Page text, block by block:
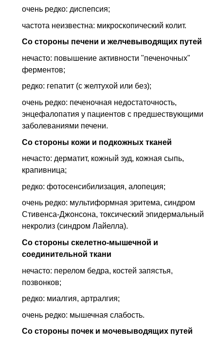
очень редко: диспепсия;
частота неизвестна: микроскопический колит.
Со стороны печени и желчевыводящих путей
нечасто: повышение активности "печеночных"
ферментов;
редко: гепатит (с желтухой или без);
очень редко: печеночная недостаточность,
энцефалопатия у пациентов с предше­ствующими
заболеваниями печени.
Со стороны кожи и подкожных тканей
нечасто: дерматит, кожный зуд, кожная сыпь,
крапивница;
редко: фотосенсибилизация, алопеция;
очень редко: мультиформная эритема, синдром
Стивенса-Джонсона, токсический эпидермальный
некролиз (синдром Лайелла).
Со стороны скелетно-мышечной и
соединительной ткани
нечасто: перелом бедра, костей запястья,
позвонков;
редко: миалгия, артралгия;
очень редко: мышечная слабость.
Со стороны почек и мочевыводящих путей